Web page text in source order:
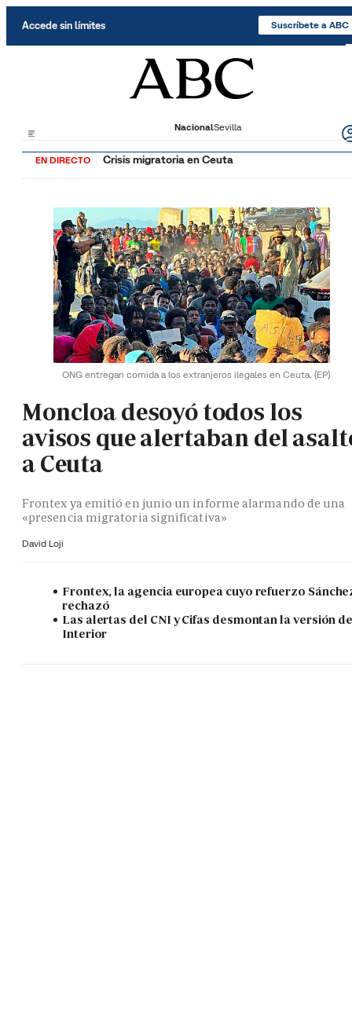
Accede sin límites Suscríbete a ABC
NacionalSevilla
EN DIRECTO Crisis migratoria en Ceuta
ONG entregan comida a los extranjeros ilegales en Ceuta. (EP)
Moncloa desoyó todos los
avisos que alertaban del
a Ceuta
Frontex ya emitió en junio un informe alarmando de una
«presencia migratoria significativa»
David Loji
Frontex, la agencia europea cuyo refuerzo
rechazó
Las alertas del CNI y Cifas desmontan la versión
Interior